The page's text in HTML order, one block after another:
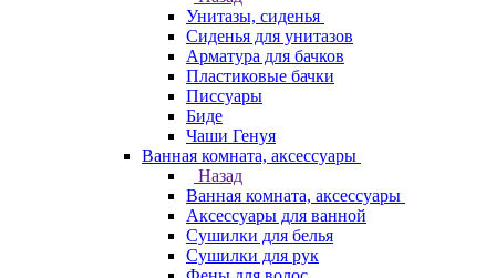
Унитазы, сиденья
Сиденья для унитазов
Арматура для бачков
Пластиковые бачки
Писсуары
Биде
Чаши Генуя
Ванная комната, аксессуары
Назад
Ванная комната, аксессуары
Аксессуары для ванной
Сушилки для белья
Сушилки для рук